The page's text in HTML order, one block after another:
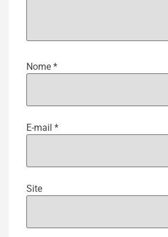
Nome *
E-mail *
Site